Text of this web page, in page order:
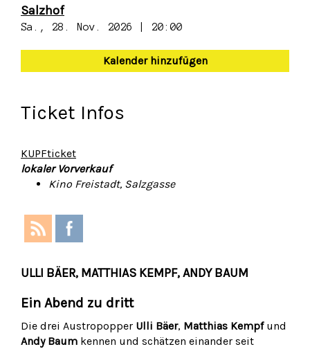
Salzhof
Sa., 28. Nov. 2026 | 20:00
Kalender hinzufügen
Ticket Infos
KUPFticket
lokaler Vorverkauf
Kino Freistadt, Salzgasse
ULLI BÄER, MATTHIAS KEMPF, ANDY BAUM
Ein Abend zu dritt
Die drei Austropopper Ulli Bäer, Matthias Kempfund
Andy Baum kennen und schätzen einander seit